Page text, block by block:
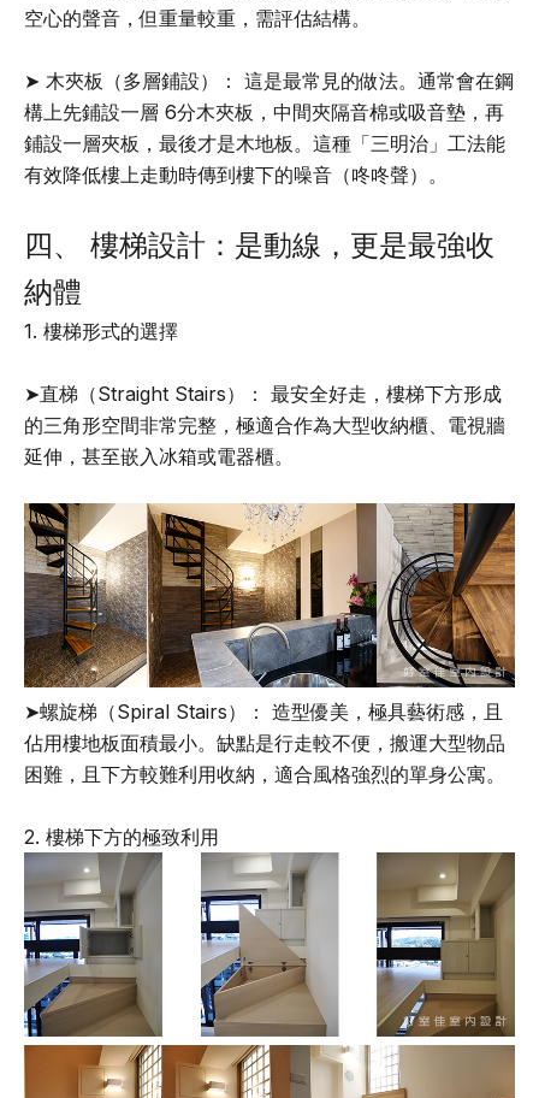
空心的聲音，但重量較重，需評估結構。
➤ 木夾板（多層鋪設）： 這是最常見的做法。通常會在鋼
構上先鋪設一層 6分木夾板，中間夾隔音棉或吸音墊，再
鋪設一層夾板，最後才是木地板。這種「三明治」工法能
有效降低樓上走動時傳到樓下的噪音（咚咚聲）。
四、 樓梯設計：是動線，更是最強收
納體
1. 樓梯形式的選擇
➤直梯（Straight Stairs）： 最安全好走，樓梯下方形成
的三角形空間非常完整，極適合作為大型收納櫃、電視牆
延伸，甚至嵌入冰箱或電器櫃。
➤螺旋梯（Spiral Stairs）： 造型優美，極具藝術感，且
佔用樓地板面積最小。缺點是行走較不便，搬運大型物品
困難，且下方較難利用收納，適合風格強烈的單身公寓。
2. 樓梯下方的極致利用